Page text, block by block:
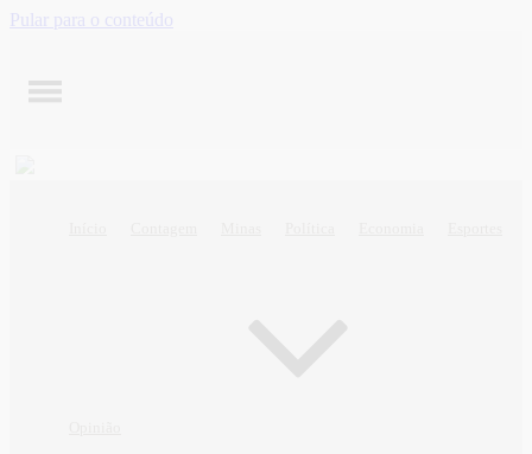
Pular para o conteúdo